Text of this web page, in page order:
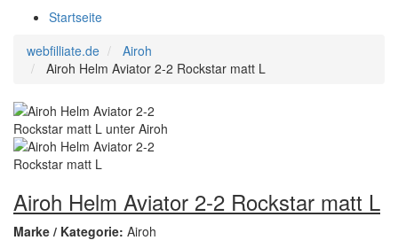
Startseite
webfilliate.de
Airoh
Airoh Helm Aviator 2-2 Rockstar matt L
Airoh Helm Aviator 2-2 Rockstar matt L
Marke / Kategorie: Airoh